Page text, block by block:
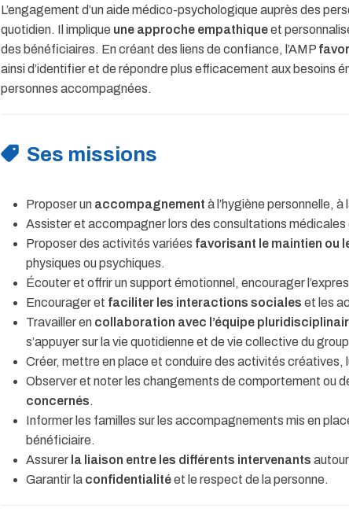
L’engagement d’un aide médico-psychologique auprès des
quotidien. Il implique une approche empathiqueet
des bénéficiaires. En créant des liens de confiance, l’AMP
ainsi d’identifier et de répondre plus efficacement aux besoins
personnes accompagnées.
Ses missions
Proposer un accompagnement à l’hygiène personnelle,
Assister et accompagner lors des consultations médicales
Proposer des activités variées favorisant le maintien ou
physiques ou psychiques.
Écouter et offrir un support émotionnel, encourager
Encourager et faciliter les interactions sociales et les
Travailler en collaboration avec l’équipe
s’appuyer sur la vie quotidienne et de vie collective du
Créer, mettre en place et conduire des activités créatives,
Observer et noter les changements de comportement ou
concernés.
Informer les familles sur les accompagnements mis en
bénéficiaire.
Assurer la liaison entre les différents intervenants
Garantir la confidentialitéet le respect de la personne.